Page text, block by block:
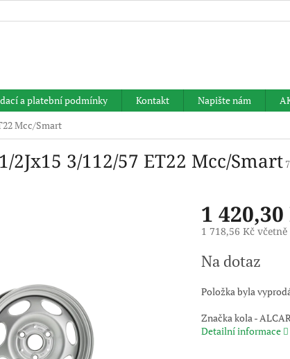
a platební podmínky Kontakt Napište nám
Mcc/Smart
2Jx15 3/112/57 ET22 Mcc/Smart
1 420,30
1 718,56 Kč včetně
cena:
Na dotaz
Položka byla
Značka kola -
Detailní informace